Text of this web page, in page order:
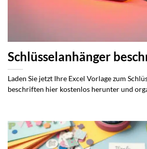
Schlüsselanhänger
Laden Sie jetzt Ihre Excel Vorlage zum
beschriften hier kostenlos herunter und